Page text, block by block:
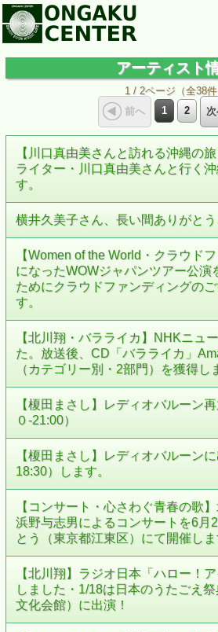
アーティスト
1 / 2ページ（全38件
前へ
1 2
【川口真由美さんと訪れる沖縄の
ライター・川口真由美さんと行く
す。
横井久美子さん、長い間ありがとう
【Women of the World・クラウド
になったWOWジャパンツアー公演
ためにクラウドファンディングの
す。
【北川翔・バラライカ】NHKニュ
た。放送後、CD「バラライカ」
（カテゴリー別・2部門）を獲得し
【榎田まさし】レディオバルーン
０-21:00）
【榎田まさし】レディオバルーン
18:30）します。
【コンサート・心さわぐ青春の歌
浜野与志男によるコンサートを6月
とう（東京都江東区）にて開催しま
【北川翔】ラジオ日本「ハロー！
しました・1/18は日本のうたごえ
文化会館）に出演！